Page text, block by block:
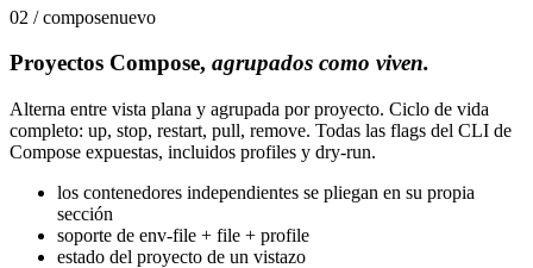
02 / composenuevo
Proyectos Compose, agrupados como viven.
Alterna entre vista plana y agrupada por proyecto. Ciclo de vida
completo: up, stop, restart, pull, remove. Todas las flags del CLI de
Compose expuestas, incluidos profiles y dry-run.
los contenedores independientes se pliegan en su propia
sección
soporte de env-file + file + profile
estado del proyecto de un vistazo